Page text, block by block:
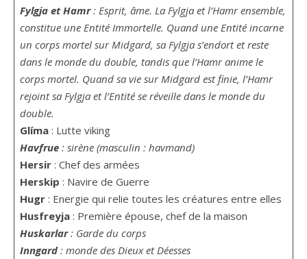
Fylgja et Hamr: Esprit, âme. La Fylgja et l’Hamr ensemble,
constitue une Entité Immortelle. Quand une Entité incarne
un corps mortel sur Midgard, sa Fylgja s’endort et reste
dans le monde du double, tandis que l’Hamr anime le
corps mortel. Quand sa vie sur Midgard est finie, l’Hamr
rejoint sa Fylgja et l’Entité se réveille dans le monde du
double.
Glíma: Lutte viking
Havfrue : sirène (masculin : havmand)
Hersir : Chef des armées
Herskip : Navire de Guerre
Hugr: Energie qui relie toutes les créatures entre elles
Husfreyja: Première épouse, chef de la maison
Huskarlar: Garde du corps
Inngard: monde des Dieux et Déesses